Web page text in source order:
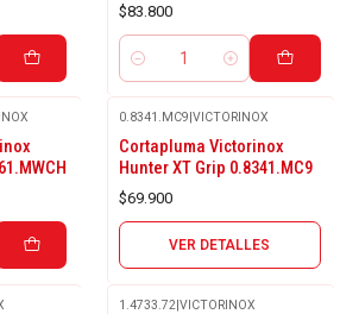
$83.800
Cantidad
0.8341.MC9 VICTORINOX
Cortapluma Victorinox
Hunter XT Grip 0.8341.MC9
$69.900
VER DETALLES
1.4733.72|VICTORINOX